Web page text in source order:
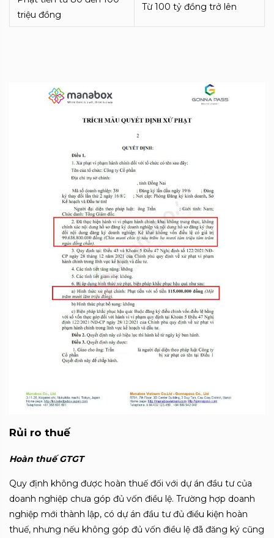
triệu đồng
Từ 100 tỷ đồng trở lên
Rủi ro thuế
Hoàn thuế GTGT
Quy định không được hoàn thuế đối với dự án đầu tư của
doanh nghiệp chưa góp đủ vốn điều lệ. Trường hợp doanh
nghiệp mới thành lập, có dự án đầu tư đủ điều kiện hoàn
thuế, nhưng nếu không góp đủ vốn điều lệ đã đăng ký cũng